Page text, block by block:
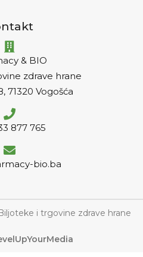
& BIO
zdrave hrane
71320 Vogošća
877 765
bio.ba
i trgovine zdrave hrane